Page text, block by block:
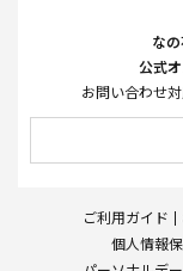
な
公式
お問い合わせ
ご利用ガイド
個人情報